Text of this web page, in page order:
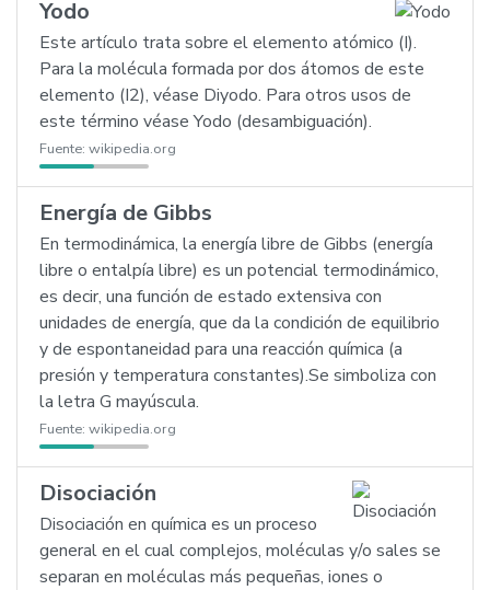
Yodo
Este artículo trata sobre el elemento atómico (I).
Para la molécula formada por dos átomos de este
elemento (I2), véase Diyodo. Para otros usos de
este término véase Yodo (desambiguación).
Fuente: wikipedia.org
Energía de Gibbs
En termodinámica, la energía libre de Gibbs (energía
libre o entalpía libre) es un potencial termodinámico,
es decir, una función de estado extensiva con
unidades de energía, que da la condición de equilibrio
y de espontaneidad para una reacción química (a
presión y temperatura constantes).Se simboliza con
la letra G mayúscula.
Fuente: wikipedia.org
Disociación
Disociación en química es un proceso
general en el cual complejos, moléculas y/o sales se
separan en moléculas más pequeñas, iones o